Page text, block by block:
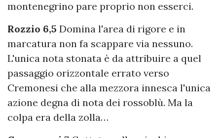
montenegrino pare proprio non esserci.
Rozzio 6,5 Domina l'area di rigore e in
marcatura non fa scappare via nessuno.
L'unica nota stonata è da attribuire a quel
passaggio orizzontale errato verso
Cremonesi che alla mezzora innesca l'unica
azione degna di nota dei rossoblù. Ma la
colpa era della zolla…